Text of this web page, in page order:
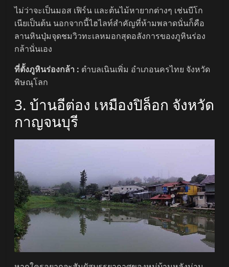
ไม่ว่าจะเป็นมอส เฟิร์น และต้นไม้หายากต่างๆ เช่นบีโก
เนียเป็นต้น นอกจากนี้ไฮไลท์สำคัญที่ห้ามพลาดนั่นก็คือ
ลานหินปุ่มจุดชมวิวทะเลหมอกสุดอลังการของภูหินร่อง
กล้านั่นเอง
ที่ตั้งภูหินร่องกล้า : ตำบลเนินเพิ่ม อำเภอนครไทย จังหวัด
พิษณุโลก
3. บ้านอีต่อง เหมืองปิล็อก จังหวัด
กาญจนบุรี